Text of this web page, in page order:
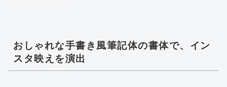
おしゃれな手書き風筆記体の書体で、イン
スタ映えを演出